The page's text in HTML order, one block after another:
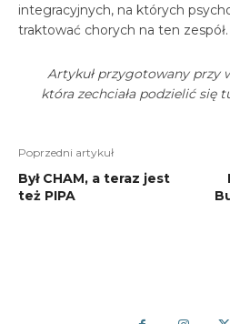
integracyjnych, na których
traktować chorych na ten zespół.
Artykuł przygotowany przy
która zechciała podzielić się
Poprzedni artykuł
Był CHAM, a teraz jest
też PIPA